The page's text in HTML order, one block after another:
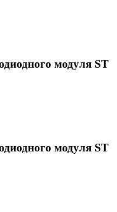
модуля ST
модуля ST